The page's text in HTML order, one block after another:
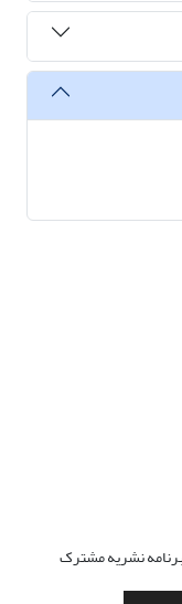
نشریه مشترک